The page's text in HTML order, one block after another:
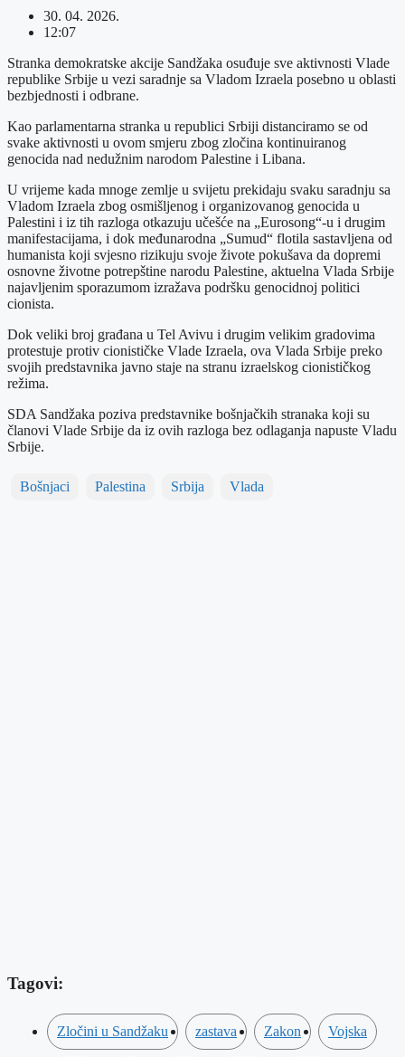
30. 04. 2026.
12:07
Stranka demokratske akcije Sandžaka osuđuje sve aktivnosti Vlade
republike Srbije u vezi saradnje sa Vladom Izraela posebno u oblasti
bezbjednosti i odbrane.
Kao parlamentarna stranka u republici Srbiji distanciramo se od
svake aktivnosti u ovom smjeru zbog zločina kontinuiranog
genocida nad nedužnim narodom Palestine i Libana.
U vrijeme kada mnoge zemlje u svijetu prekidaju svaku saradnju sa
Vladom Izraela zbog osmišljenog i organizovanog genocida u
Palestini i iz tih razloga otkazuju učešće na „Eurosong“-u i drugim
manifestacijama, i dok međunarodna „Sumud“ flotila sastavljena od
humanista koji svjesno rizikuju svoje živote pokušava da dopremi
osnovne životne potrepštine narodu Palestine, aktuelna Vlada Srbije
najavljenim sporazumom izražava podršku genocidnoj politici
cionista.
Dok veliki broj građana u Tel Avivu i drugim velikim gradovima
protestuje protiv cionističke Vlade Izraela, ova Vlada Srbije preko
svojih predstavnika javno staje na stranu izraelskog cionističkog
režima.
SDA Sandžaka poziva predstavnike bošnjačkih stranaka koji su
članovi Vlade Srbije da iz ovih razloga bez odlaganja napuste Vladu
Srbije.
Bošnjaci Palestina Srbija Vlada
Tagovi:
Zločini u Sandžaku zastava Zakon Vojska